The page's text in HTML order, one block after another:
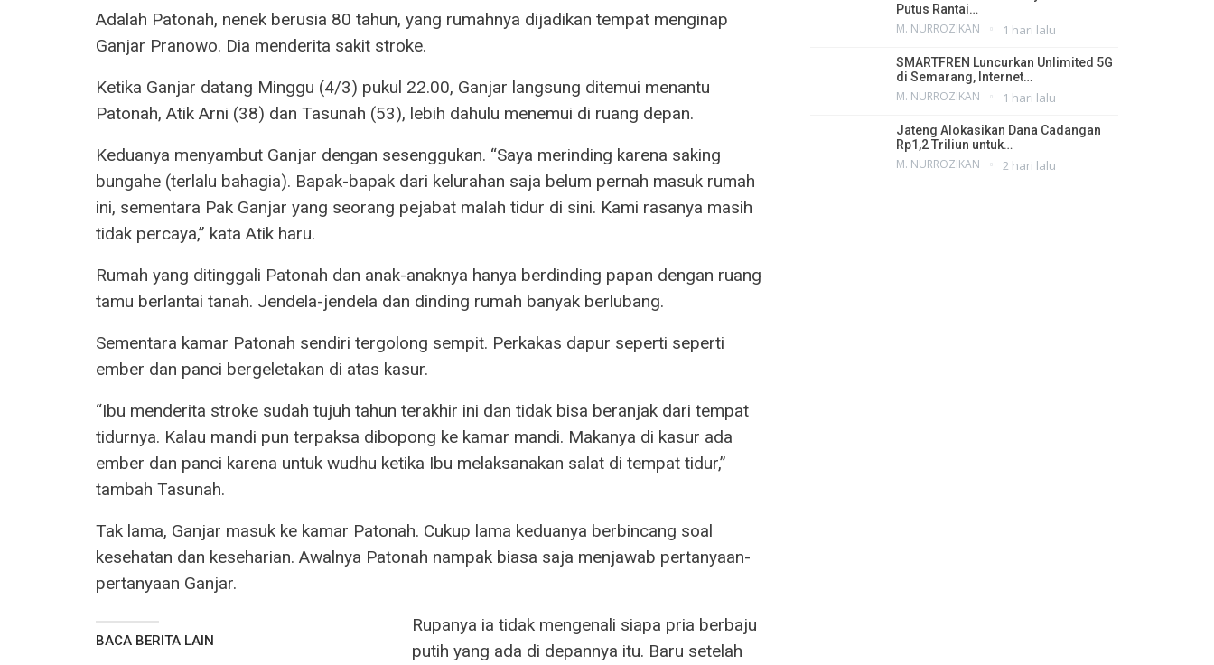
Adalah Patonah, nenek berusia 80 tahun, yang rumahnya dijadikan tempat menginap
Ganjar Pranowo. Dia menderita sakit stroke.
Ketika Ganjar datang Minggu (4/3) pukul 22.00, Ganjar langsung ditemui menantu
Patonah, Atik Arni (38) dan Tasunah (53), lebih dahulu menemui di ruang depan.
Keduanya menyambut Ganjar dengan sesenggukan. “Saya merinding karena saking
bungahe (terlalu bahagia). Bapak-bapak dari kelurahan saja belum pernah masuk rumah
ini, sementara Pak Ganjar yang seorang pejabat malah tidur di sini. Kami rasanya masih
tidak percaya,” kata Atik haru.
Rumah yang ditinggali Patonah dan anak-anaknya hanya berdinding papan dengan ruang
tamu berlantai tanah. Jendela-jendela dan dinding rumah banyak berlubang.
Sementara kamar Patonah sendiri tergolong sempit. Perkakas dapur seperti seperti
ember dan panci bergeletakan di atas kasur.
“Ibu menderita stroke sudah tujuh tahun terakhir ini dan tidak bisa beranjak dari tempat
tidurnya. Kalau mandi pun terpaksa dibopong ke kamar mandi. Makanya di kasur ada
ember dan panci karena untuk wudhu ketika Ibu melaksanakan salat di tempat tidur,”
tambah Tasunah.
Tak lama, Ganjar masuk ke kamar Patonah. Cukup lama keduanya berbincang soal
kesehatan dan keseharian. Awalnya Patonah nampak biasa saja menjawab pertanyaan-
pertanyaan Ganjar.
BACA BERITA LAIN
Rupanya ia tidak mengenali siapa pria berbaju
putih yang ada di depannya itu. Baru setelah
Putus Rantai…
M. NURROZIKAN 1 hari lalu
SMARTFREN Luncurkan Unlimited 5G
di Semarang, Internet…
M. NURROZIKAN 1 hari lalu
Jateng Alokasikan Dana Cadangan
Rp1,2 Triliun untuk…
M. NURROZIKAN 2 hari lalu